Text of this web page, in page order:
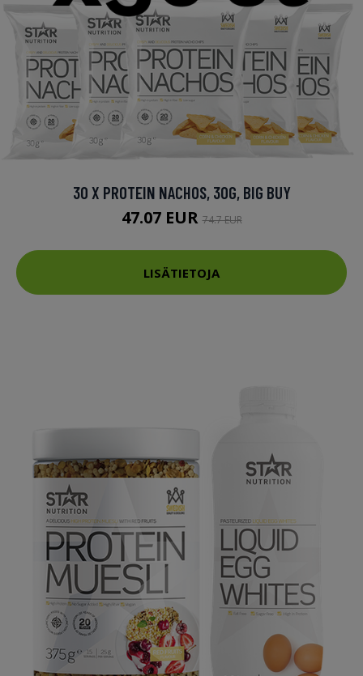
30 X PROTEIN NACHOS, 30G, BIG BUY
47.07 EUR74.7 EUR
LISÄTIETOJA